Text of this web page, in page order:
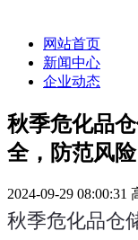
网站首页
新闻中心
企业动态
秋季危化品
全，防范风险
2024-09-29 08:00:31
秋季危化品仓